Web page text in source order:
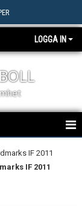
LOGGA IN
IF 2011